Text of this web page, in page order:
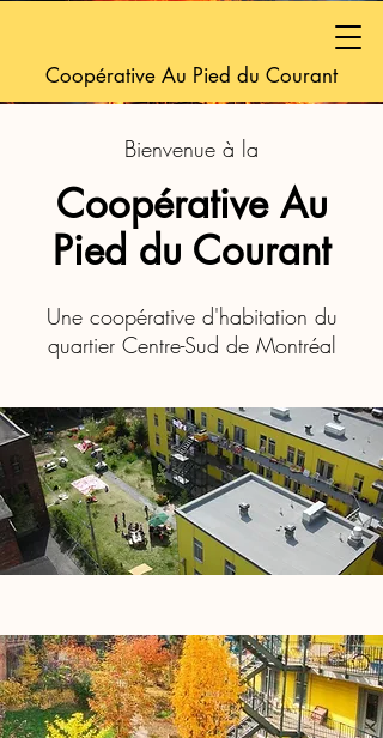
Coopérative Au Pied du Courant
Bienvenue à la
Coopérative Au
Pied du Courant
Une coopérative d'habitation du
quartier Centre-Sud de Montréal